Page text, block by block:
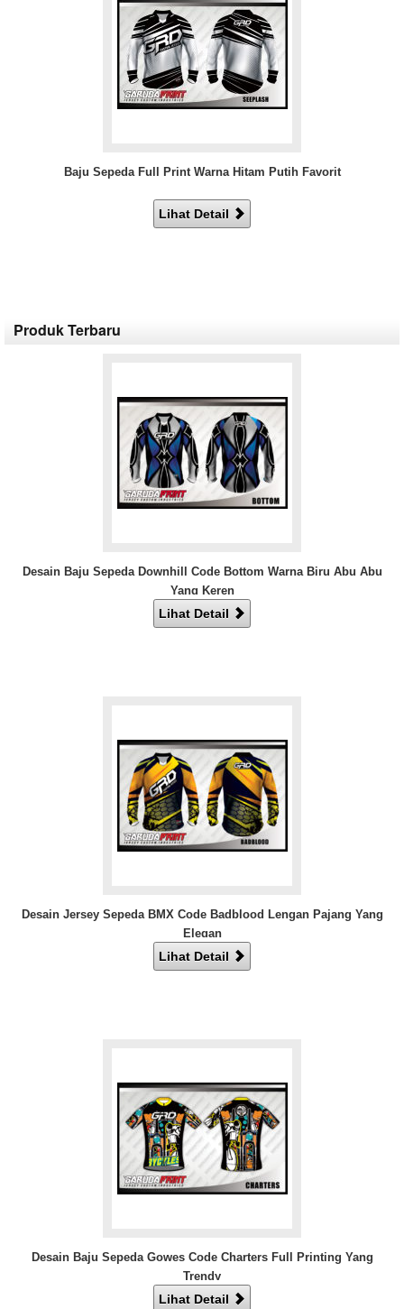
Baju Sepeda Full Print Warna Hitam Putih Favorit
Lihat Detail
Produk Terbaru
Desain Baju Sepeda Downhill Code Bottom Warna Biru Abu Abu
Yang Keren
Lihat Detail
Desain Jersey Sepeda BMX Code Badblood Lengan Pajang Yang
Elegan
Lihat Detail
Desain Baju Sepeda Gowes Code Charters Full Printing Yang
Trendy
Lihat Detail